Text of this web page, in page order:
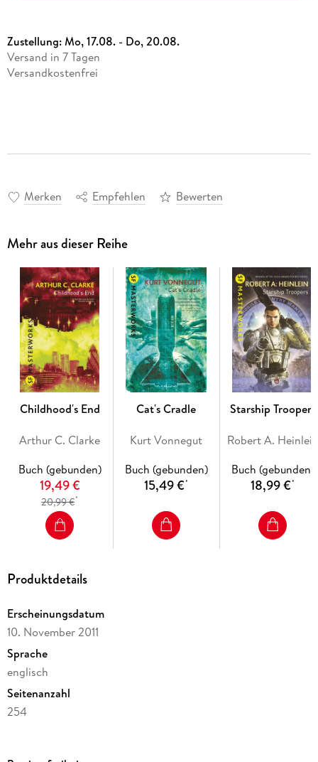
Zustellung:Mo, 17.08. - Do, 20.08.
Versand in 7 Tagen
Versandkostenfrei
Merken Empfehlen Bewerten
Mehr aus dieser Reihe
Childhood's End
Arthur C. Clarke
Buch (gebunden)
19,49 €
20,99 €*
Cat's Cradle
Kurt Vonnegut
Buch (gebunden)
15,49 €*
Starship Troopers
Robert A. Heinlein
Buch (gebunden)
18,99 €*
Produktdetails
Erscheinungsdatum
10. November 2011
Sprache
englisch
Seitenanzahl
254